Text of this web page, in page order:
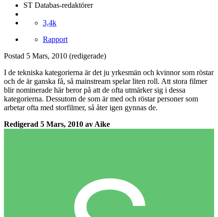
ST Databas-redaktörer
3,4k
Rapport
Postad 5 Mars, 2010 (redigerade)
I de tekniska kategorierna är det ju yrkesmän och kvinnor som röstar
och de är ganska få, så mainstream spelar liten roll. Att stora filmer
blir nominerade här beror på att de ofta utmärker sig i dessa
kategorierna. Dessutom de som är med och röstar personer som
arbetar ofta med storfilmer, så åter igen gynnas de.
Redigerad 5 Mars, 2010 av Aike